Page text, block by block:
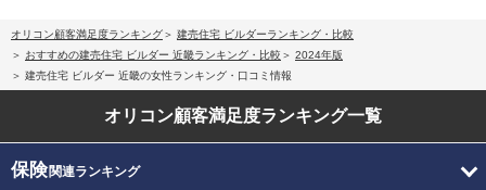
オリコン顧客満足度ランキング
建売住宅 ビルダーランキング・比較
おすすめの建売住宅 ビルダー 近畿ランキング・比較
2024年版
建売住宅 ビルダー 近畿の女性ランキング・口コミ情報
オリコン顧客満足度ランキング一覧
保険関連ランキング